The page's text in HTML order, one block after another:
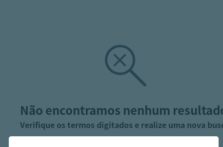
Não encontramos nenhum
Verifique os termos digitados e realize uma nova